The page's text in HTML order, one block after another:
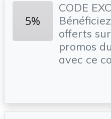
5%
CODE
offerts
promos
avec ce